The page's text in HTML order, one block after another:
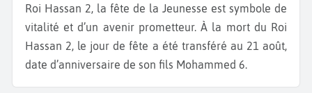
Roi Hassan 2, la fête de la Jeunesse est symbole de
vitalité et d’un avenir prometteur. À la mort du Roi
Hassan 2, le jour de fête a été transféré au 21 août,
date d’anniversaire de son fils Mohammed 6.